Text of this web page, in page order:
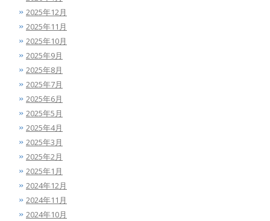
2025年12月
2025年11月
2025年10月
2025年9月
2025年8月
2025年7月
2025年6月
2025年5月
2025年4月
2025年3月
2025年2月
2025年1月
2024年12月
2024年11月
2024年10月